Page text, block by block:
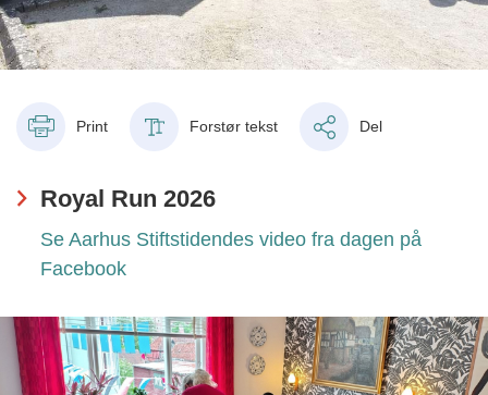
Print Forstør tekst Del
Royal Run 2026
Se Aarhus Stiftstidendes video fra dagen på
Facebook